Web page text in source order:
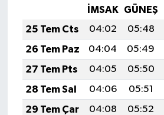
İMSAK GÜNEŞ
25 Tem Cts
04:02 05:48
26 Tem Paz
04:04 05:49
27 Tem Pts
04:05 05:50
28 Tem Sal
04:06 05:51
29 Tem Çar
04:08 05:52